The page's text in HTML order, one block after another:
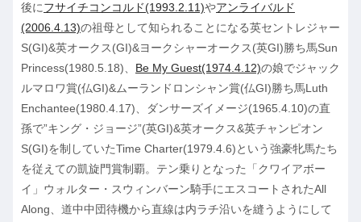
後にフサイチコンコルド(1993.2.11)やアンライバルド
(2006.4.13)の祖母として知られることになる英セントレジャー
S(GI)&英オークス(GI)&ヨークシャーオークス(英GI)勝ち馬Sun
Princess(1980.5.18)、 Be My Guest(1974.4.12)の娘でジャック
ルマロワ賞(仏GI)&ムーランドロンシャン賞(仏GI)勝ち馬Luth
Enchantee(1980.4.17)、ダンサーズイメージ(1965.4.10)の直
孫で”キング・ジョージ”(英GI)&英オークス&英チャンピオン
S(GI)を制していたTime Charter(1979.4.6)という強豪牝馬たち
を従えての凱旋門賞制覇。テン乗りとなった「クワイアボー
イ」ウォルター・スウィンバーン騎手にエスコートされたAll
Along、道中中団待機から直線は内ラチ沿いを縫うようにして